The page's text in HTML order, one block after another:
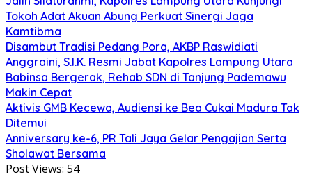
Tokoh Adat Akuan Abung Perkuat Sinergi Jaga
Kamtibma
Disambut Tradisi Pedang Pora, AKBP Raswidiati
Anggraini, S.I.K. Resmi Jabat Kapolres Lampung Utara
Babinsa Bergerak, Rehab SDN di Tanjung Pademawu
Makin Cepat
Aktivis GMB Kecewa, Audiensi ke Bea Cukai Madura Tak
Ditemui
Anniversary ke-6, PR Tali Jaya Gelar Pengajian Serta
Sholawat Bersama
Post Views: 54